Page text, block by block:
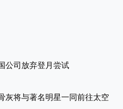
公司放弃登月尝试
灰将与著名明星一同前往太空